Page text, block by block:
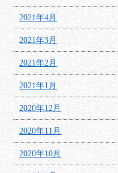
2021年4月
2021年3月
2021年2月
2021年1月
2020年12月
2020年11月
2020年10月